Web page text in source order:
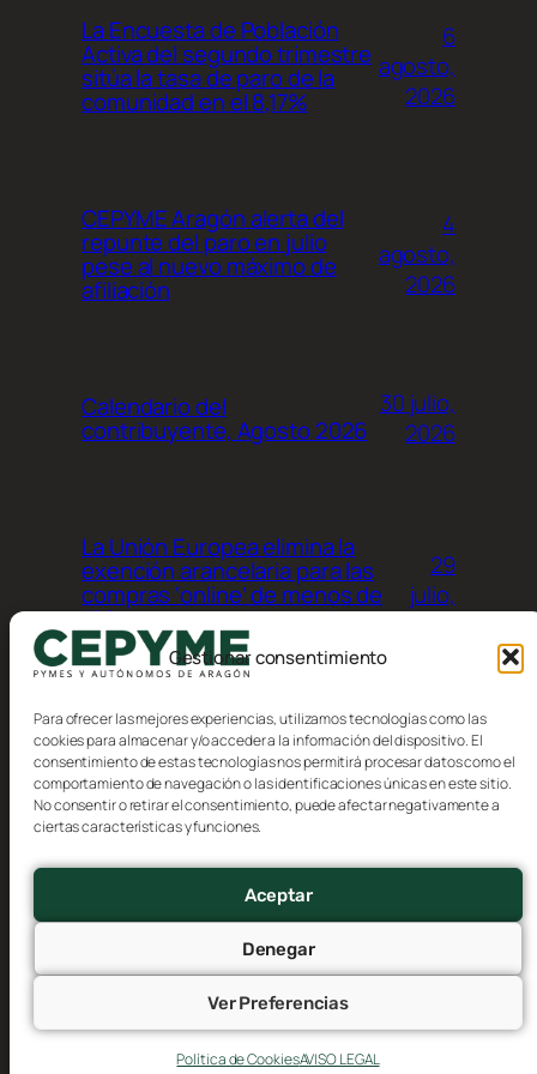
Gestionar consentimiento
Para ofrecer las mejores experiencias, utilizamos tecnologías como las
cookies para almacenar y/o acceder a la información del dispositivo. El
consentimiento de estas tecnologías nos permitirá procesar datos como el
comportamiento de navegación o las identificaciones únicas en este sitio.
No consentir o retirar el consentimiento, puede afectar negativamente a
ciertas características y funciones.
Aceptar
Denegar
Ver Preferencias
Política de CookiesAVISO LEGAL
La Encuesta de Población
Activa del segundo trimestre
sitúa la tasa de paro de la
comunidad en el 8,17%
6
agosto,
2026
CEPYME Aragón alerta del
repunte del paro en julio
pese al nuevo máximo de
afiliación
4
agosto,
2026
Calendario del
contribuyente, Agosto 2026
30 julio,
2026
La Unión Europea elimina la
exención arancelaria para las
compras ‘online’ de menos de
150 euros procedentes de
terceros países
29
julio,
Autores
Eventos
Diseñado con